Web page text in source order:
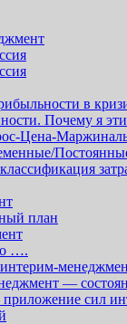
в
Почему я
Цена-
план
….
—
сил